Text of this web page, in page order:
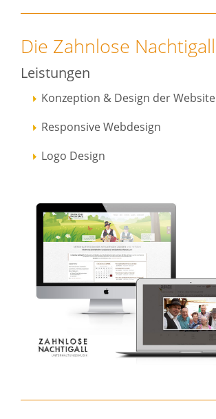
Die Zahnlose Nachtigall
Leistungen
Konzeption & Design der Website
Responsive Webdesign
Logo Design